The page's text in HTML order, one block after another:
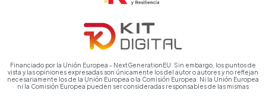
Financiado por la Unión Europea - NextGenerationEU. Sin embargo, los puntos de
vista y las opiniones expresadas son únicamente los del autor o autores y no reflejan
necesariamente los de la Unión Europea o la Comisión Europea. Ni la Unión Europea
ni la Comisión Europea pueden ser consideradas responsables de las mismas